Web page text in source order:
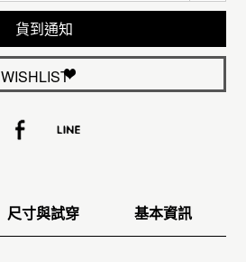
貨到通知
WISHLIST
尺寸與試穿 基本資訊